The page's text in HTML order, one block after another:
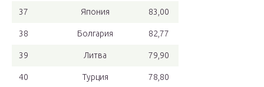
37 Япония 83,00
38 Болгария 82,77
39 Литва 79,90
40 Турция 78,80